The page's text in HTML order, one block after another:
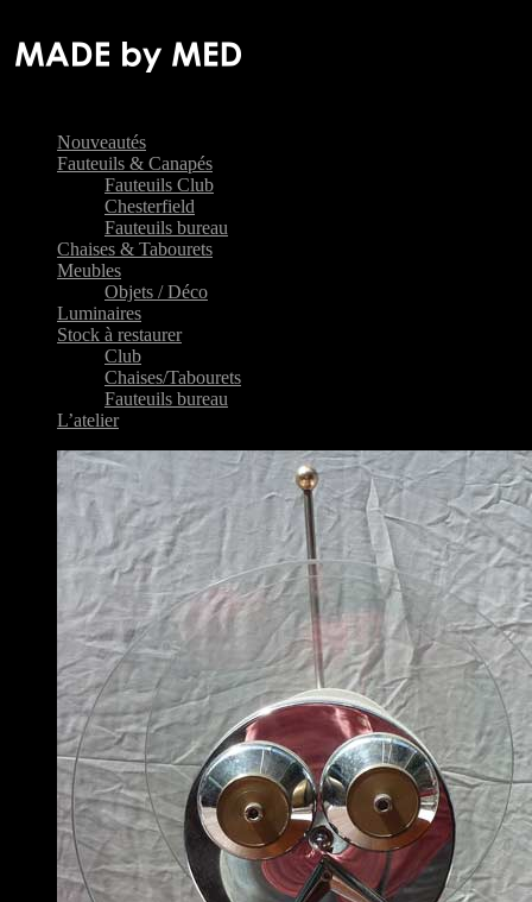
Nouveautés
Fauteuils & Canapés
Fauteuils Club
Chesterfield
Fauteuils bureau
Chaises & Tabourets
Meubles
Objets / Déco
Luminaires
Stock à restaurer
Club
Chaises/Tabourets
Fauteuils bureau
L’atelier